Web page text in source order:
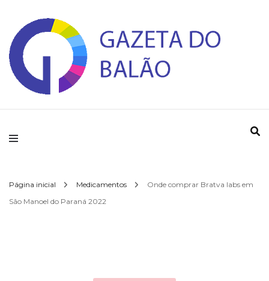
Gazeta do Balao
Página inicial Medicamentos
Onde comprar Bratva labs em
São Manoel do Paraná 2022